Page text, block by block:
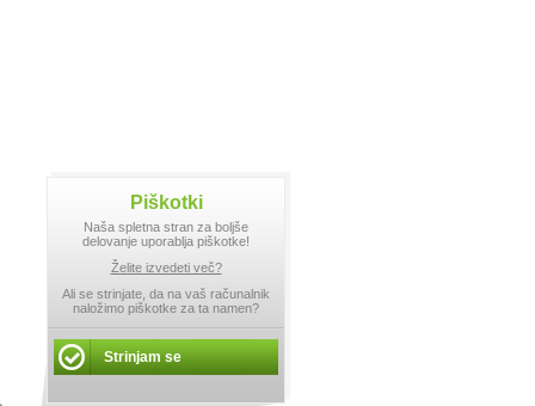
Piškotki
Naša spletna stran za boljše
delovanje uporablja piškotke!
Želite izvedeti več?
Ali se strinjate, da na vaš računalnik
naložimo piškotke za ta namen?
Strinjam se